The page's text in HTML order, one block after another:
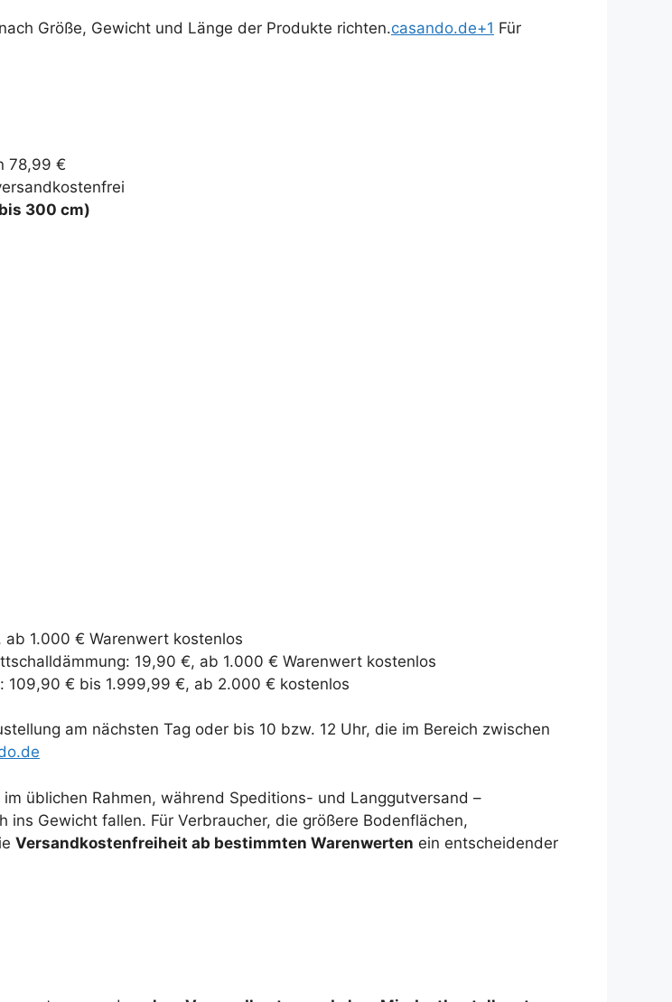
Größe, Gewicht und Länge der Produkte richten.casando.de+1 Für
78,99 €
300 cm)
1.000 € Warenwert kostenlos
19,90 €, ab 1.000 € Warenwert kostenlos
109,90 € bis 1.999,99 €, ab 2.000 € kostenlos
am nächsten Tag oder bis 10 bzw. 12 Uhr, die im Bereich zwischen
üblichen Rahmen, während Speditions- und Langgutversand –
Gewicht fallen. Für Verbraucher, die größere Bodenflächen,
Versandkostenfreiheit ab bestimmten Warenwerten ein entscheidender